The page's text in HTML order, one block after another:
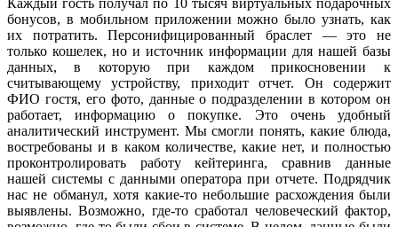
Каждый гость получал по 10 тысяч виртуальных подарочных
бонусов, в мобильном приложении можно было узнать, как
их потратить. Персонифицированный браслет — это не
только кошелек, но и источник информации для нашей базы
данных, в которую при каждом прикосновении к
считывающему устройству, приходит отчет. Он содержит
ФИO гостя, его фото, данные о подразделении в котором он
работает, информацию о покупке. Это очень удобный
аналитический инструмент. Мы смогли понять, какие блюда,
востребованы и в каком количестве, какие нет, и полностью
проконтролировать работу кейтеринга, сравнив данные
нашей системы с данными оператора при отчете. Подрядчик
нас не обманул, хотя какие-то небольшие расхождения были
выявлены. Возможно, где-то сработал человеческий фактор,